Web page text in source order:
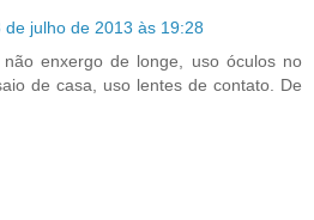
de julho de 2013 às 19:28
enxergo de longe, uso óculos no
de casa, uso lentes de contato. De